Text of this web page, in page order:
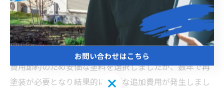
安価でメンテナンスが簡単なアクリル塗料があります。
しかし、塗料の耐用年数や機能性を考慮せずに安価な塗
料を選ぶと、早期に塗膜が剥がれたり色あせが起こるな
どの失敗例も報告されています。例えば、ある住宅では
費用節約のため安価な塗料を選択しましたが、数年で再
塗装が必要となり結果的に高額な追加費用が発生しまし
お問い合わせはこちら
お問い合わせはこちら